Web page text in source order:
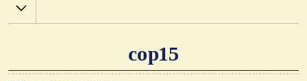
Χ.Α.
cop15